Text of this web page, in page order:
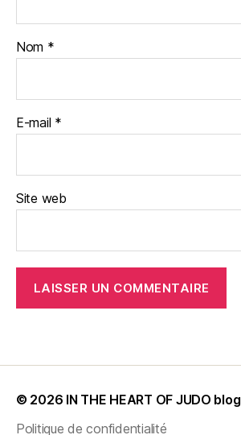
Nom *
E-mail *
Site web
© 2026 IN THE HEART OF JUDO blog
Politique de confidentialité